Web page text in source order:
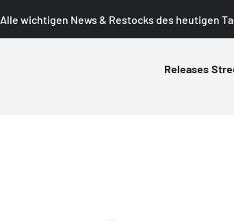
Alle wichtigen News & Restocks des heutigen
Releases